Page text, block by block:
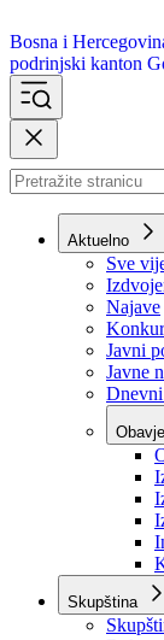
Bosna i Hercegovina
podrinjski kanton
Aktuelno
Sve
Najave
Javni
Javne